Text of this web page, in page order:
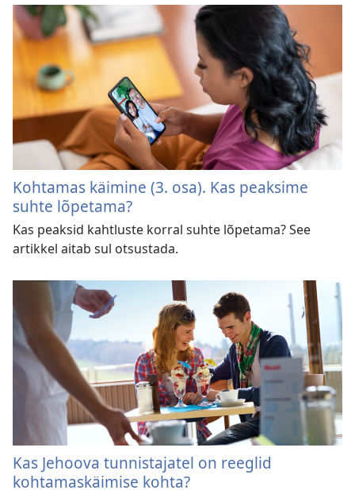
Kohtamas käimine (3. osa). Kas peaksime
suhte lõpetama?
Kas peaksid kahtluste korral suhte lõpetama? See
artikkel aitab sul otsustada.
Kas Jehoova tunnistajatel on reeglid
kohtamaskäimise kohta?